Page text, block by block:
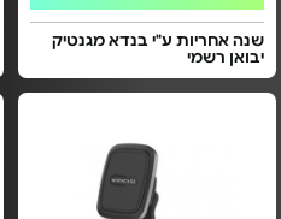
שנה אחריות ע"י בנדא מגנטיק
יבואן רשמי